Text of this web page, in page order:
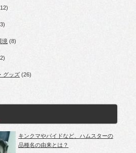
境 (8)
グッズ (26)
キンクマやパイドなど、ハムスターの
品種名の由来とは？